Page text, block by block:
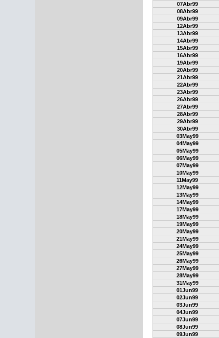
07Abr99
08Abr99
09Abr99
12Abr99
13Abr99
14Abr99
15Abr99
16Abr99
19Abr99
20Abr99
21Abr99
22Abr99
23Abr99
26Abr99
27Abr99
28Abr99
29Abr99
30Abr99
03May99
04May99
05May99
06May99
07May99
10May99
11May99
12May99
13May99
14May99
17May99
18May99
19May99
20May99
21May99
24May99
25May99
26May99
27May99
28May99
31May99
01Jun99
02Jun99
03Jun99
04Jun99
07Jun99
08Jun99
09Jun99